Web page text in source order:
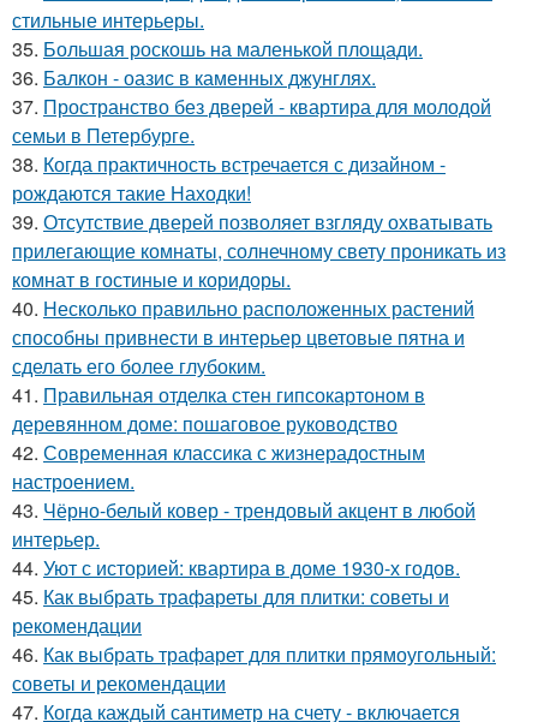
стильные интерьеры.
35. Большая роскошь на маленькой площади.
36. Балкон - оазис в каменных джунглях.
37. Пространство без дверей - квартира для молодой
семьи в Петербурге.
38. Когда практичность встречается с дизайном -
рождаются такие Находки!
39. Отсутствие дверей позволяет взгляду охватывать
прилегающие комнаты, солнечному свету проникать из
комнат в гостиные и коридоры.
40. Несколько правильно расположенных растений
способны привнести в интерьер цветовые пятна и
сделать его более глубоким.
41. Правильная отделка стен гипсокартоном в
деревянном доме: пошаговое руководство
42. Современная классика с жизнерадостным
настроением.
43. Чёрно-белый ковер - трендовый акцент в любой
интерьер.
44. Уют с историей: квартира в доме 1930-х годов.
45. Как выбрать трафареты для плитки: советы и
рекомендации
46. Как выбрать трафарет для плитки прямоугольный:
советы и рекомендации
47. Когда каждый сантиметр на счету - включается